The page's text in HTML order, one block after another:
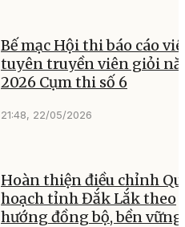
Bế mạc Hội thi báo cáo
tuyên truyền viên giỏi
2026 Cụm thi số 6
21:48, 22/05/2026
Hoàn thiện điều chỉnh
hoạch tỉnh Đắk Lắk theo
hướng đồng bộ, bền vững